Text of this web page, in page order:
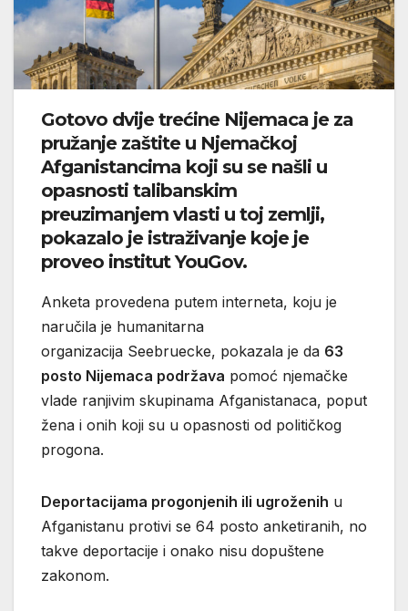
Gotovo dvije trećine Nijemaca je za
pružanje zaštite u Njemačkoj
Afganistancima koji su se našli u
opasnosti talibanskim
preuzimanjem vlasti u toj zemlji,
pokazalo je istraživanje koje je
proveo institut YouGov.
Anketa provedena putem interneta, koju je
naručila je humanitarna
organizacija Seebruecke, pokazala je da 63
posto Nijemaca podržava pomoć njemačke
vlade ranjivim skupinama Afganistanaca, poput
žena i onih koji su u opasnosti od političkog
progona.
Deportacijama progonjenih ili ugroženih u
Afganistanu protivi se 64 posto anketiranih, no
takve deportacije i onako nisu dopuštene
zakonom.